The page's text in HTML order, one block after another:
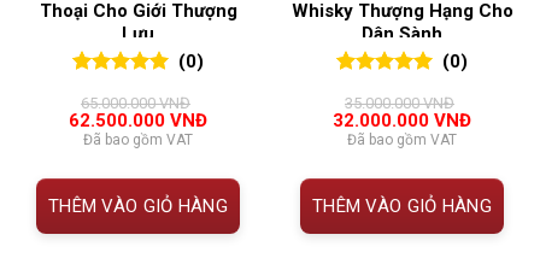
Thoại Cho Giới Thượng
Lưu
đánh giá
(0)
65.000.000VNĐ
Giá
gốc
65.000.000 VNĐ.
62.500.000 VNĐGiá
là:
62.500.000 VNĐ.
Đã bao gồm VAT
THÊM VÀO GIỎ HÀNG
Whisky Thượng Hạng Cho
Dân Sành
đánh giá
(0)
35.000.000VNĐ
Giá
gốc
35.000.000 VNĐ.
32.000.000 VNĐGiá
là:
Đã bao gồm VAT
THÊM VÀO GIỎ HÀNG